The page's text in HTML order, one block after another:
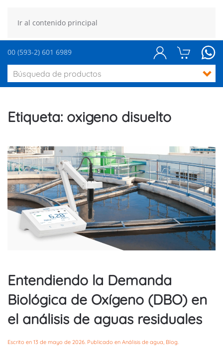
Ir al contenido principal
00 (593-2) 601 6989
Etiqueta: oxigeno disuelto
Entendiendo la Demanda
Biológica de Oxígeno (DBO) en
el análisis de aguas residuales
Escrito en 13 de mayo de 2026 . Publicado en Análisis de agua Blog